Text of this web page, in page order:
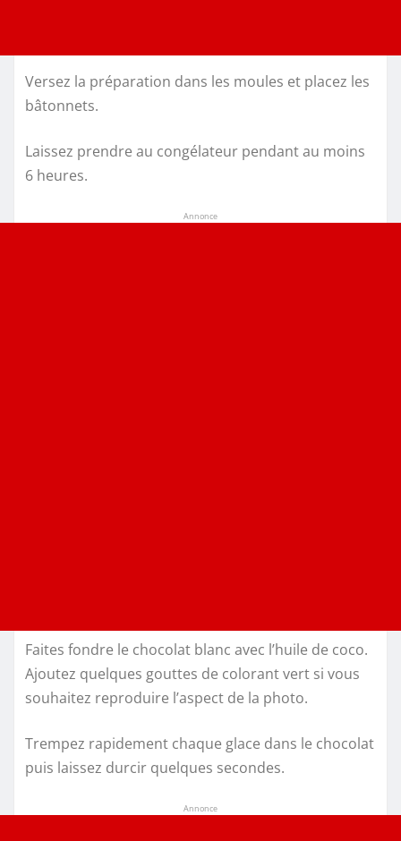
Versez la préparation dans les moules et placez les
bâtonnets.
Laissez prendre au congélateur pendant au moins
6 heures.
Annonce
Faites fondre le chocolat blanc avec l’huile de coco.
Ajoutez quelques gouttes de colorant vert si vous
souhaitez reproduire l’aspect de la photo.
Trempez rapidement chaque glace dans le chocolat
puis laissez durcir quelques secondes.
Annonce